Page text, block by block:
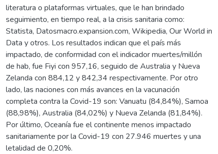
literatura o plataformas virtuales, que le han brindado
seguimiento, en tiempo real, a la crisis sanitaria como:
Statista, Datosmacro.expansion.com, Wikipedia, Our World in
Data y otros. Los resultados indican que el país más
impactado, de conformidad con el indicador muertes/millón
de hab, fue Fiyi con 957,16, seguido de Australia y Nueva
Zelanda con 884,12 y 842,34 respectivamente. Por otro
lado, las naciones con más avances en la vacunación
completa contra la Covid-19 son: Vanuatu (84,84%), Samoa
(88,98%), Australia (84,02%) y Nueva Zelanda (81,84%).
Por último, Oceanía fue el continente menos impactado
sanitariamente por la Covid-19 con 27.946 muertes y una
letalidad de 0,20%.